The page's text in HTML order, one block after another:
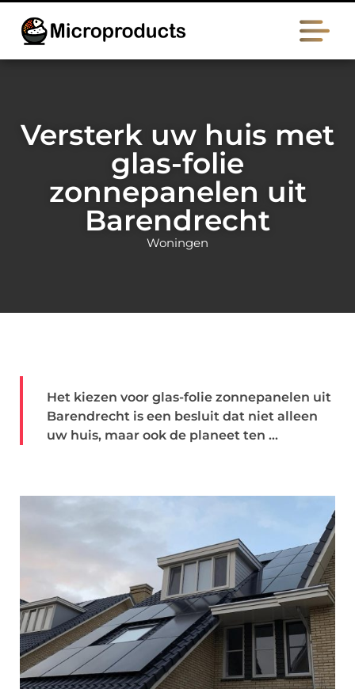
Versterk uw huis met
glas-folie
zonnepanelen uit
Barendrecht
Woningen
Het kiezen voor glas-folie zonnepanelen uit
Barendrecht is een besluit dat niet alleen
uw huis, maar ook de planeet ten ...